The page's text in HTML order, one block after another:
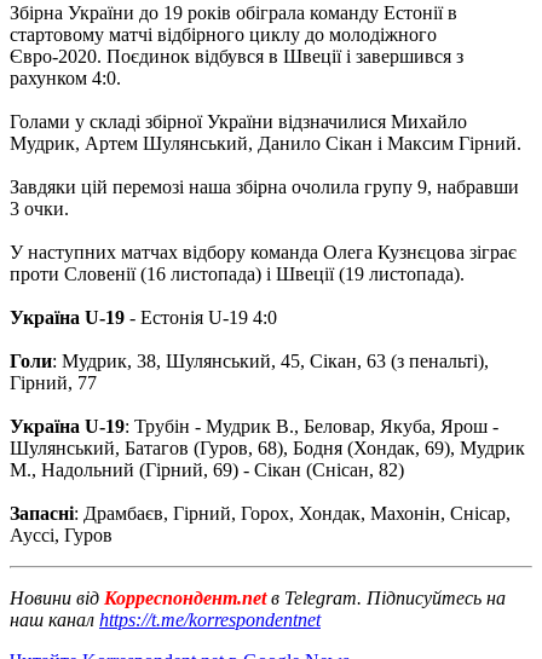
Збірна України до 19 років обіграла команду Естонії в
стартовому матчі відбірного циклу до молодіжного
Євро-2020. Поєдинок відбувся в Швеції і завершився з
рахунком 4:0.
Голами у складі збірної України відзначилися Михайло
Мудрик, Артем Шулянський, Данило Сікан і Максим Гірний.
Завдяки цій перемозі наша збірна очолила групу 9, набравши
3 очки.
У наступних матчах відбору команда Олега Кузнєцова зіграє
проти Словенії (16 листопада) і Швеції (19 листопада).
Україна U-19 - Естонія U-19 4:0
Голи: Мудрик, 38, Шулянський, 45, Сікан, 63 (з пенальті),
Гірний, 77
Україна U-19: Трубін - Мудрик В., Беловар, Якуба, Ярош -
Шулянський, Батагов (Гуров, 68), Бодня (Хондак, 69), Мудрик
М., Надольний (Гірний, 69) - Сікан (Снісан, 82)
Запасні: Драмбаєв, Гірний, Горох, Хондак, Махонін, Снісар,
Ауссі, Гуров
Новини від Корреспондент.netв Telegram. Підписуйтесь на
наш канал https://t.me/korrespondentnet